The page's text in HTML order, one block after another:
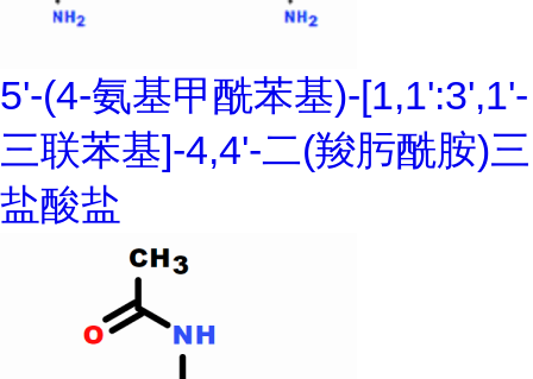
5'-(4-氨基甲酰苯基)-[1,1':3',1'-
三联苯基]-4,4'-二(羧肟酰胺)三
盐酸盐